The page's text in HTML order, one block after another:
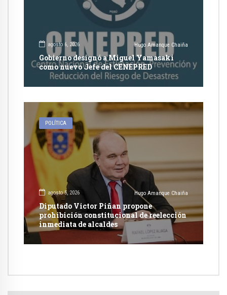
agosto 6, 2026 Hugo Amanque Chaiña
Gobierno designó a Miguel Yamasaki
como nuevo Jefe del CENEPRED
POLÍTICA
agosto 5, 2026 Hugo Amanque Chaiña
Diputado Victor Piñan propone
prohibición constitucional de reelección
inmediata de alcaldes